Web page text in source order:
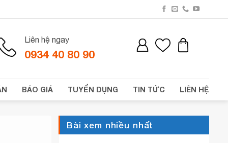
Liên hệ ngay
0934 40 80 90
BÁO GIÁ TUYỂN DỤNG TIN TỨC LIÊN HỆ
Bài xem nhiều nhất